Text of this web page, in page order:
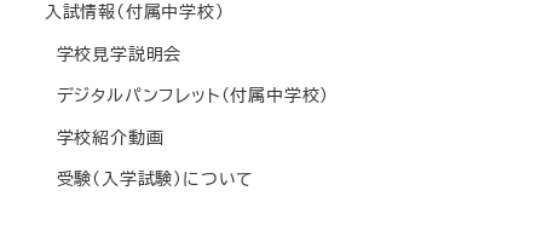
入試情報(付属中学校)
学校見学説明会
デジタルパンフレット(付属中学校)
学校紹介動画
受験(入学試験)について